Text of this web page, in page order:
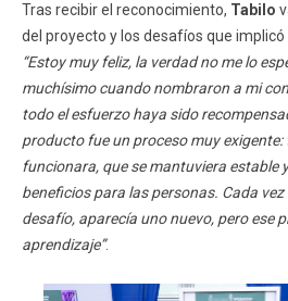
Tras recibir el reconocimiento, Tabilo
del proyecto y los desafíos que
“Estoy muy feliz, la verdad no me lo
muchísimo cuando nombraron a mi
todo el esfuerzo haya sido
producto fue un proceso muy
funcionara, que se mantuviera estable
beneficios para las personas. Cada
desafío, aparecía uno nuevo, pero ese
aprendizaje”.